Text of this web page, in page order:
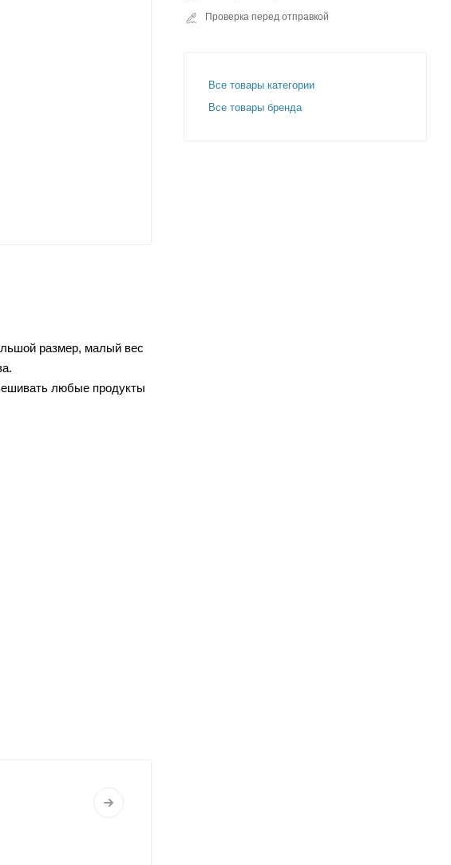
размер, малый вес
любые продукты
Проверка перед отправкой
Все товары категории
Все товары бренда